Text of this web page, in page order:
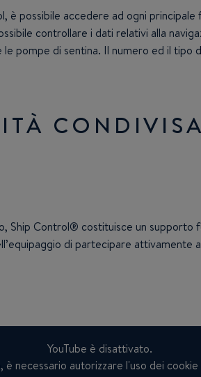
è possibile accedere ad ogni
controllare i dati relativi alla
pompe di sentina. Il numero ed il tipo
CONDIVISA
Ship Control® costituisce un
di partecipare attivamente
YouTube è disattivato.
è necessario autorizzare l'uso dei